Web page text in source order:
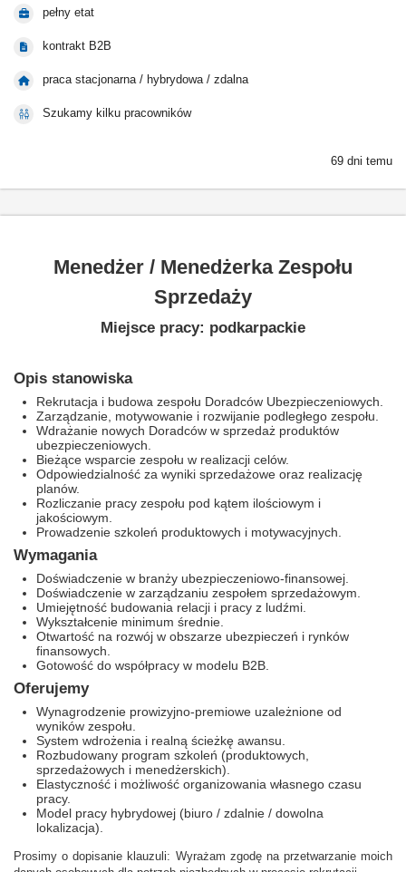
pełny etat
kontrakt B2B
praca stacjonarna / hybrydowa / zdalna
Szukamy kilku pracowników
69 dni temu
Menedżer / Menedżerka Zespołu
Sprzedaży
Miejsce pracy: podkarpackie
Opis stanowiska
Rekrutacja i budowa zespołu Doradców Ubezpieczeniowych.
Zarządzanie, motywowanie i rozwijanie podległego zespołu.
Wdrażanie nowych Doradców w sprzedaż produktów
ubezpieczeniowych.
Bieżące wsparcie zespołu w realizacji celów.
Odpowiedzialność za wyniki sprzedażowe oraz realizację
planów.
Rozliczanie pracy zespołu pod kątem ilościowym i
jakościowym.
Prowadzenie szkoleń produktowych i motywacyjnych.
Wymagania
Doświadczenie w branży ubezpieczeniowo-finansowej.
Doświadczenie w zarządzaniu zespołem sprzedażowym.
Umiejętność budowania relacji i pracy z ludźmi.
Wykształcenie minimum średnie.
Otwartość na rozwój w obszarze ubezpieczeń i rynków
finansowych.
Gotowość do współpracy w modelu B2B.
Oferujemy
Wynagrodzenie prowizyjno-premiowe uzależnione od
wyników zespołu.
System wdrożenia i realną ścieżkę awansu.
Rozbudowany program szkoleń (produktowych,
sprzedażowych i menedżerskich).
Elastyczność i możliwość organizowania własnego czasu
pracy.
Model pracy hybrydowej (biuro / zdalnie / dowolna
lokalizacja).
Prosimy o dopisanie klauzuli: Wyrażam zgodę na przetwarzanie moich